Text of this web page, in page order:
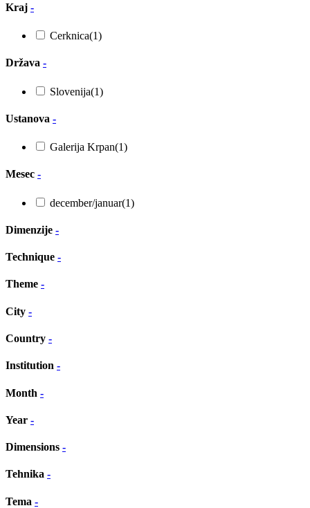
Kraj -
Cerknica(1)
Država -
Slovenija(1)
Ustanova -
Galerija Krpan(1)
Mesec -
december/januar(1)
Dimenzije -
Technique -
Theme -
City -
Country -
Institution -
Month -
Year -
Dimensions -
Tehnika -
Tema -